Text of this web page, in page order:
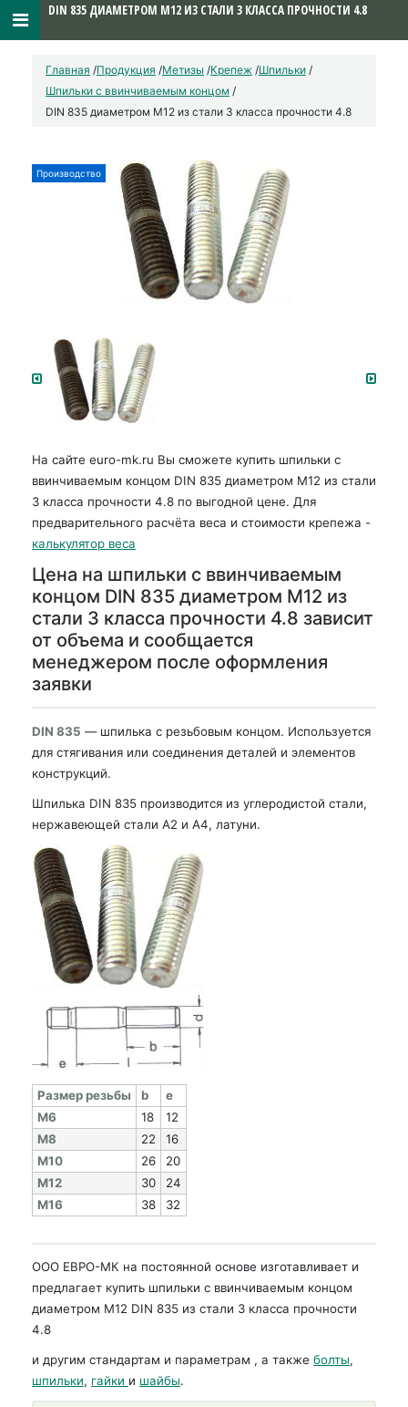
Главная /Продукция /Метизы /Крепеж /Шпильки /
Шпильки с ввинчиваемым концом /
DIN 835 диаметром М12 из стали 3 класса прочности 4.8
Производство
На сайте euro-mk.ru Вы сможете купить шпильки с
ввинчиваемым концом DIN 835 диаметром М12 из стали
3 класса прочности 4.8 по выгодной цене. Для
предварительного расчёта веса и стоимости крепежа -
калькулятор веса
Цена на шпильки с ввинчиваемым
концом DIN 835 диаметром М12 из
стали 3 класса прочности 4.8 зависит
от объема и сообщается
менеджером после оформления
заявки
DIN 835 — шпилька с резьбовым концом. Используется
для стягивания или соединения деталей и элементов
конструкций.
Шпилька DIN 835 производится из углеродистой стали,
нержавеющей стали А2 и А4, латуни.
Раз­мер резь­бы b
e
M6
18
12
M8
22
16
M10
26
20
M12
30
24
M16
38 32
ООО ЕВРО-МК на постоянной основе изготавливает и
предлагает купить шпильки с ввинчиваемым концом
диаметром М12 DIN 835 из стали 3 класса прочности
4.8
и другим стандартам и параметрам , а также болты,
шпильки, гайки и шайбы.
DIN 835 ДИАМЕТРОМ М12 ИЗ СТАЛИ 3 КЛАССА ПРОЧНОСТИ 4.8